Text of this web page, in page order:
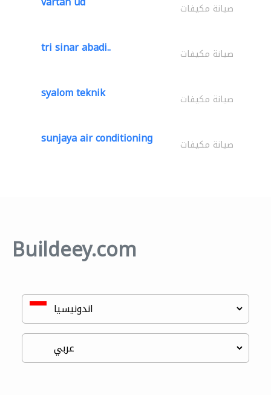
صيانة مكيفات
tri sinar abadi.. صيانة مكيفات
syalom teknik صيانة مكيفات
sunjaya air conditioning صيانة مكيفات
Buildeey.com